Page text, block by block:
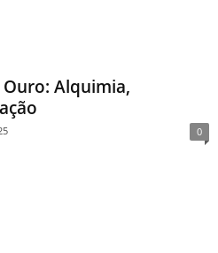
Alquimia,
0